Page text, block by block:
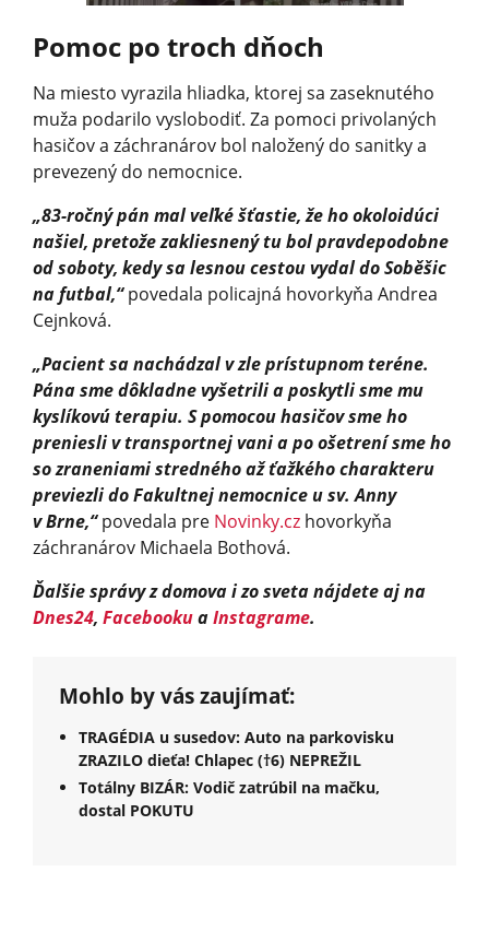
Pomoc po troch dňoch
Na miesto vyrazila hliadka, ktorej sa zaseknutého
muža podarilo vyslobodiť. Za pomoci privolaných
hasičov a záchranárov bol naložený do sanitky a
prevezený do nemocnice.
„83-ročný pán mal veľké šťastie, že ho okoloidúci
našiel, pretože zakliesnený tu bol pravdepodobne
od soboty, kedy sa lesnou cestou vydal do Soběšic
na futbal,“povedala policajná hovorkyňa Andrea
Cejnková.
„Pacient sa nachádzal v zle prístupnom teréne.
Pána sme dôkladne vyšetrili a poskytli sme mu
kyslíkovú terapiu. S pomocou hasičov sme ho
preniesli v transportnej vani a po ošetrení sme ho
so zraneniami stredného až ťažkého charakteru
previezli do Fakultnej nemocnice u sv. Anny
v Brne,“povedala pre Novinky.cz hovorkyňa
záchranárov Michaela Bothová.
Ďalšie správy z domova i zo sveta nájdete aj na
Dnes24, FacebookuaInstagrame.
Mohlo by vás zaujímať:
TRAGÉDIA u susedov: Auto na parkovisku
ZRAZILO dieťa! Chlapec (†6) NEPREŽIL
Totálny BIZÁR: Vodič zatrúbil na mačku,
dostal POKUTU